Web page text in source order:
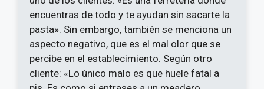
encuentras de todo y te ayudan sin sacarte la
pasta». Sin embargo, también se menciona un
aspecto negativo, que es el mal olor que se
percibe en el establecimiento. Según otro
cliente: «Lo único malo es que huele fatal a